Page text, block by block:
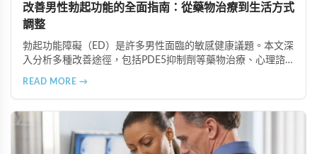
改善男性勃起功能的全面指南：從藥物治療到生活方式
調整
勃起功能障礙（ED）是許多男性面臨的敏感健康議題。本文深
入分析多種改善途徑，包括PDE5抑制劑等藥物治療、心理諮
動、健康飲食等預防措施，能有效改善性功能並重拾健康的性
READ MORE →